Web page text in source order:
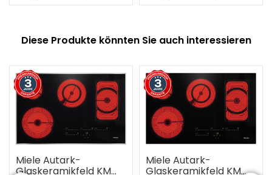
Diese Produkte könnten Sie auch interessieren
Miele Autark-
Glaskeramikfeld KM
Miele Autark-
Glaskeramikfeld KM